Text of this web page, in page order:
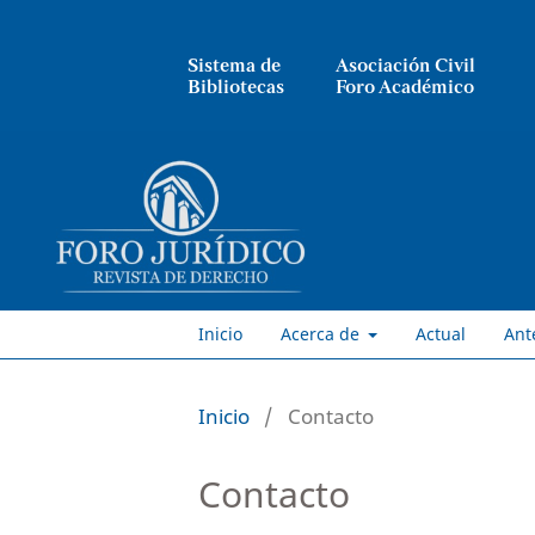
Sistema de
Bibliotecas
Asociación Civil
Foro Académico
Inicio Acerca de Actual
Inicio / Contacto
Contacto